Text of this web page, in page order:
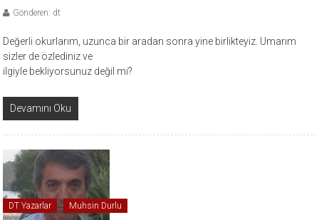
Gönderen: dt
Değerli okurlarım, uzunca bir aradan sonra yine birlikteyiz. Umarım
sizler de özlediniz ve
ilgiyle bekliyorsunuz değil mi?
Devamını Oku
DT Yazarlar Muhsin Durlu